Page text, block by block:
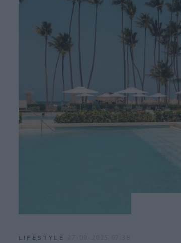
LIFESTYLE